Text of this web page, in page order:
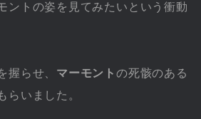
ントの姿を見てみたいという衝動
握らせ、 マーモントの死骸のある
らいました。